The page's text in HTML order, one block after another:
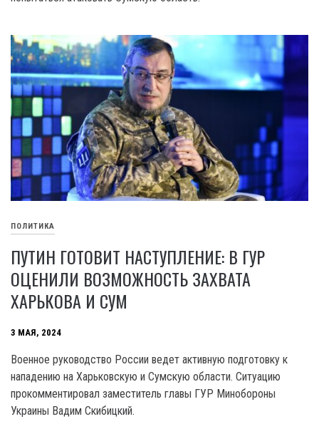
ПОЛИТИКА
ПУТИН ГОТОВИТ НАСТУПЛЕНИЕ: В ГУР
ОЦЕНИЛИ ВОЗМОЖНОСТЬ ЗАХВАТА
ХАРЬКОВА И СУМ
3 МАЯ, 2024
Военное руководство России ведет активную подготовку к
нападению на Харьковскую и Сумскую области. Ситуацию
прокомментировал заместитель главы ГУР Минобороны
Украины Вадим Скибицкий.